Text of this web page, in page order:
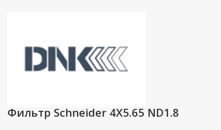
Фильтр Schneider 4X5.65 ND1.8